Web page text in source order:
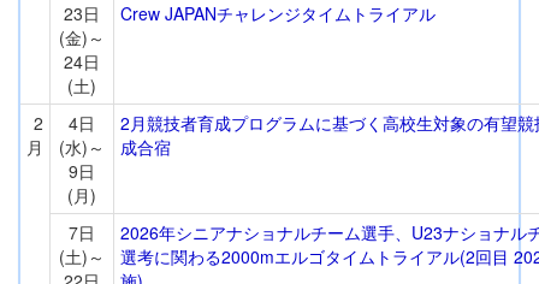
23日
(金)～
24日
(土)
Crew JAPANチャレンジタイムトライアル
2
月
4日
(水)～
9日
(月)
2月競技者育成プログラムに基づく高校生対象の有望
成合宿
7日
(土)～
2026年シニアナショナルチーム選手、U23ナショナル
選考に関わる2000mエルゴタイムトライアル(2回目